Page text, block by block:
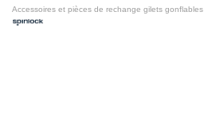
Accessoires et pièces de rechange gilets gonflables